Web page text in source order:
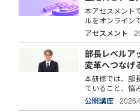
本アセスメント
ルをオンライン
アセスメント
部長レベルア
変革へつなげ
本研修では、部
ていること、悩
公開講座